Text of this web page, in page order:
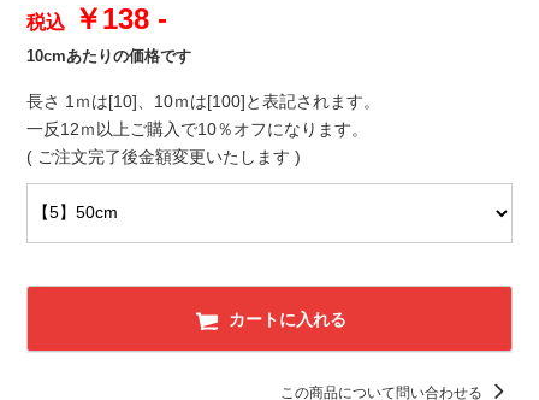
税込 ￥138 -
10cmあたりの価格です
長さ 1ｍは[10]、10ｍは[100]と表記されます。
一反12ｍ以上ご購入で10％オフになります。
( ご注文完了後金額変更いたします )
カートに入れる
この商品について問い合わせる